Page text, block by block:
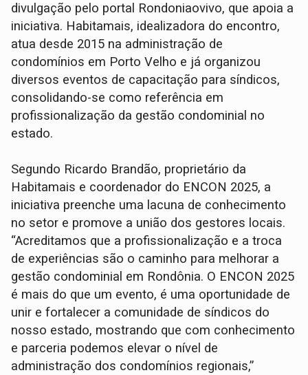
divulgação pelo portal Rondoniaovivo, que apoia a
iniciativa. Habitamais, idealizadora do encontro,
atua desde 2015 na administração de
condomínios em Porto Velho e já organizou
diversos eventos de capacitação para síndicos,
consolidando-se como referência em
profissionalização da gestão condominial no
estado.
Segundo Ricardo Brandão, proprietário da
Habitamais e coordenador do ENCON 2025, a
iniciativa preenche uma lacuna de conhecimento
no setor e promove a união dos gestores locais.
“Acreditamos que a profissionalização e a troca
de experiências são o caminho para melhorar a
gestão condominial em Rondônia. O ENCON 2025
é mais do que um evento, é uma oportunidade de
unir e fortalecer a comunidade de síndicos do
nosso estado, mostrando que com conhecimento
e parceria podemos elevar o nível de
administração dos condomínios regionais,”